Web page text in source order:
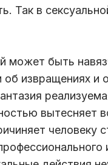
Так в
может быть
об извращениях и
вытесняет
человеку